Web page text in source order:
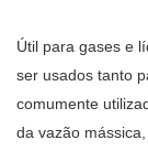
Útil para gases e
ser usados ​​tanto
comumente
da vazão